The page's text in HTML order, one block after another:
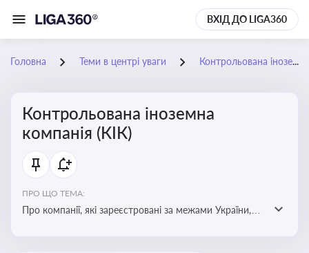
ВХІД ДО LIGA360
Головна Теми в центрі уваги Контрольована іноземна компанія (КІК)
Контрольована іноземна
компанія (КІК)
ПРО ЩО ТЕМА:
Про компанії, які зареєстровані за межами України,